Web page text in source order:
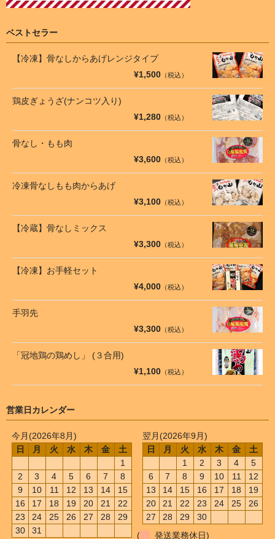
ベストセラー
【冷凍】骨なしからあげレンジタイプ
¥1,500（税込）
鶏皮ぎょうざ(ナンコツ入り)
¥1,280（税込）
骨なし・もも肉
¥3,600（税込）
冷凍骨なしもも肉からあげ
¥3,100（税込）
【冷蔵】骨なしミックス
¥3,300（税込）
【冷凍】お手軽セット
¥4,000（税込）
手羽先
¥3,300（税込）
「冠地鶏の鶏めし」 (３合用)
¥1,100（税込）
営業日カレンダー
今月(2026年8月)
日
月 火 水 木 金
土
1
2
3 4 5 6 7
8
9
10 11 12 13 14
15
16
17 18 19 20 21
22
23
24 25 26 27 28
29
30
31
翌月(2026年9月)
日
月 火 水 木 金
土
1
2 3 4
5
6
7 8 9 10 11
12
13
14 15 16 17 18
19
20
21 22 23 24 25
26
27
28 29
30
(
発送業務休日)